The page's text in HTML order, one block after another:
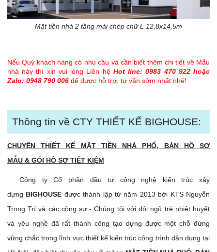
Mặt tiền nhà 2 tầng mái chép chữ L 12,8x14,5m
Nếu Quý khách hàng có nhu cầu và cần biết thêm chi tiết về Mẫu
nhà này thì xin vui lòng Liên hệ Hot line: 0983 470 922 hoặc
Zalo: 0948 790 006 để được hỗ trợ, tư vấn sớm nhất nhé!
Thông tin về CTY THIẾT KẾ BIGHOUSE:
CHUYÊN THIẾT KẾ MẶT TIỀN NHÀ PHỐ, BÁN HỒ SƠ
MẪU & GÓI HỒ SƠ TIẾT KIỆM
Công ty Cổ phần đầu tư công nghệ kiến trúc xây
dựng BIGHOUSE được thành lập từ năm 2013 bởi KTS Nguyễn
Trọng Trí và các cộng sự - Chúng tôi với đội ngũ trẻ nhiệt huyết
và yêu nghề đã rất thành công tạo dựng được một chỗ đứng
vững chắc trong lĩnh vực thiết kế kiến trúc công trình dân dụng tại